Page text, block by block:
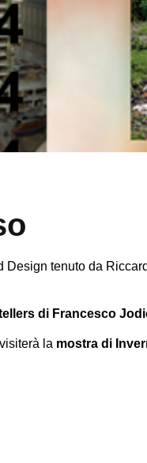
Design tenuto da
di Francesco
la mostra di